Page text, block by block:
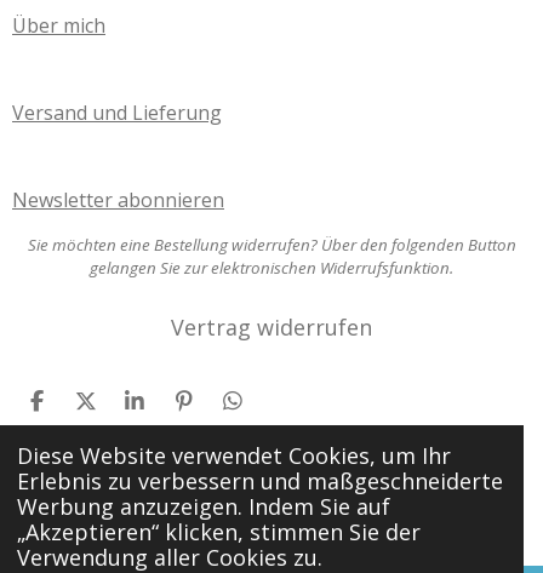
Diese Website verwendet Cookies, um Ihr
Erlebnis zu verbessern und maßgeschneiderte
Werbung anzuzeigen. Indem Sie auf
„Akzeptieren“ klicken, stimmen Sie der
Verwendung aller Cookies zu.
Über mich
Versand und Lieferung
Newsletter abonnieren
Sie möchten eine Bestellung widerrufen? Über den folgenden Button
gelangen Sie zur elektronischen Widerrufsfunktion.
Vertrag widerrufen
T
e
i
l
e
n
T
e
i
l
e
n
T
e
i
e
n
P
i
n
i
t
T
e
i
l
e
n
© 2025 - 2026 Sandras Schreib- und Lernwerkstatt
Mit Unterstützung vonWebador